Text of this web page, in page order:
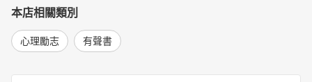
本店相關類別
心理勵志 有聲書